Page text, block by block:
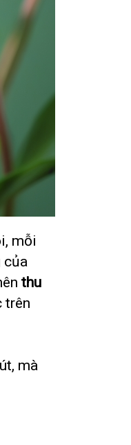
mỗi
của
thu
trên
mà